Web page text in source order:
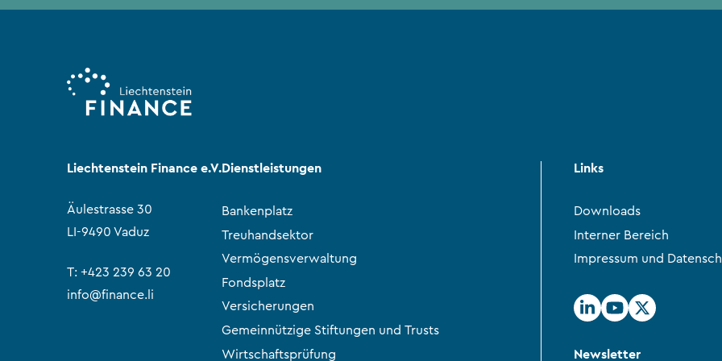
Liechtenstein Finance e.V.
Äulestrasse 30
LI-9490 Vaduz
T:+423 239 63 20
info@finance.li
Dienstleistungen
Bankenplatz
Treuhandsektor
Vermögensverwaltung
Fondsplatz
Versicherungen
Gemeinnützige Stiftungen und Trusts
Wirtschaftsprüfung
Links
Downloads
Interner Bereich
Impressum und
Newsletter